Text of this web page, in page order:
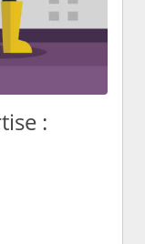
: